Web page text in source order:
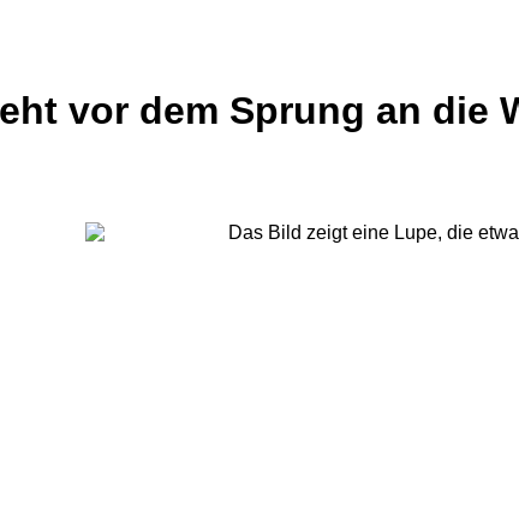
vor dem Sprung an die